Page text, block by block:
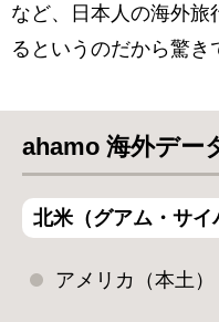
など、日本人の海外旅
るというのだから驚き
ahamo 海外デー
北米（グアム・サイ
アメリカ（本土）